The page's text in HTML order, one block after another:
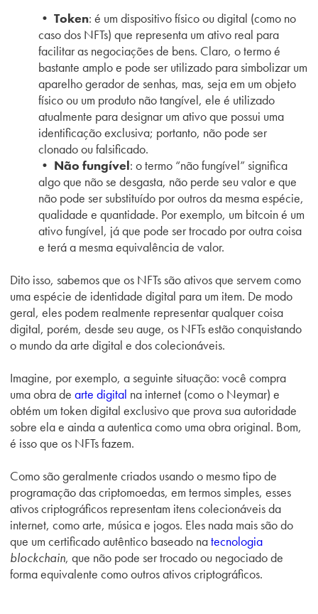
• Token: é um dispositivo físico ou digital (como no
caso dos NFTs) que representa um ativo real para
facilitar as negociações de bens. Claro, o termo é
bastante amplo e pode ser utilizado para simbolizar um
aparelho gerador de senhas, mas, seja em um objeto
físico ou um produto não tangível, ele é utilizado
atualmente para designar um ativo que possui uma
identificação exclusiva; portanto, não pode ser
clonado ou falsificado.
• Não fungível: o termo “não fungível” significa
algo que não se desgasta, não perde seu valor e que
não pode ser substituído por outros da mesma espécie,
qualidade e quantidade. Por exemplo, um bitcoin é um
ativo fungível, já que pode ser trocado por outra coisa
e terá a mesma equivalência de valor.
Dito isso, sabemos que os NFTs são ativos que servem como
uma espécie de identidade digital para um item. De modo
geral, eles podem realmente representar qualquer coisa
digital, porém, desde seu auge, os NFTs estão conquistando
o mundo da arte digital e dos colecionáveis.
Imagine, por exemplo, a seguinte situação: você compra
uma obra de arte digital na internet (como o Neymar) e
obtém um token digital exclusivo que prova sua autoridade
sobre ela e ainda a autentica como uma obra original. Bom,
é isso que os NFTs fazem.
Como são geralmente criados usando o mesmo tipo de
programação das criptomoedas, em termos simples, esses
ativos criptográficos representam itens colecionáveis ​​da
internet, como arte, música e jogos. Eles nada mais são do
que um certificado autêntico baseado natecnologia
blockchain, que não pode ser trocado ou negociado de
forma equivalente como outros ativos criptográficos.